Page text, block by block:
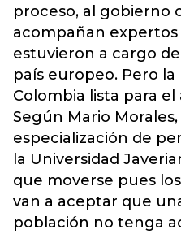
proceso, al gobierno
acompañan
estuvieron a cargo
país europeo. Pero
Colombia lista para el
Según Mario
especialización de
la Universidad
que moverse pues
van a aceptar que
población no tenga